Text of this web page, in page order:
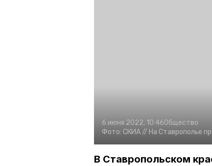
6 июня 2022, 10:46Общество
Фото: СКИА // На Ставрополье
В Ставропольском